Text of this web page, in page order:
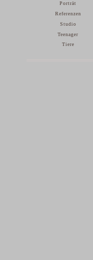
Porträt
Referenzen
Studio
Teenager
Tiere